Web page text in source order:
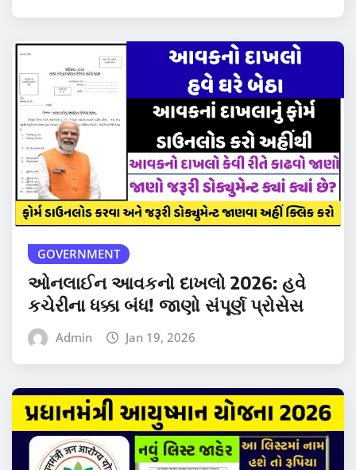
GOVERNMENT
ઓનલાઈન આવકનો દાખલો 2026: હવે
કચેરીના ધક્કા બંધ! જાણો સંપૂર્ણ પ્રોસેસ
Admin Jan 19, 2026